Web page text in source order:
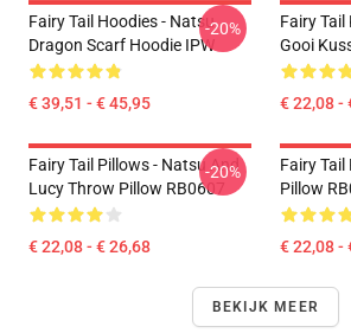
Fairy Tail Hoodies - Natsu
Dragon Scarf Hoodie IPW
€ 39,51 - € 45,95
-20%
Fairy Tail
Gooi
€ 22,08 -
Fairy Tail Pillows - Natsu And
Lucy Throw Pillow RB0607
€ 22,08 - € 26,68
-20%
Fairy
Pillow
€ 22,08 -
BEKIJK MEER